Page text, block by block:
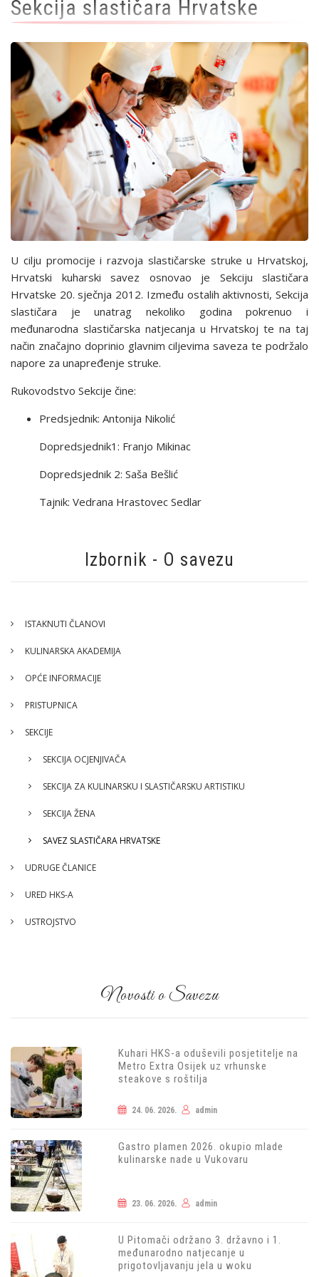
Sekcija slastičara Hrvatske
U cilju promocije i razvoja slastičarske struke u Hrvatskoj,
Hrvatski kuharski savez osnovao je Sekciju slastičara
Hrvatske 20. sječnja 2012. Između ostalih aktivnosti, Sekcija
slastičara je unatrag nekoliko godina pokrenuo i
međunarodna slastičarska natjecanja u Hrvatskoj te na taj
način značajno doprinio glavnim ciljevima saveza te podržalo
napore za unapređenje struke.
Rukovodstvo Sekcije čine:
Predsjednik: Antonija Nikolić
Dopredsjednik1: Franjo Mikinac
Dopredsjednik 2: Saša Bešlić
Tajnik: Vedrana Hrastovec Sedlar
Izbornik - O savezu
ISTAKNUTI ČLANOVI
KULINARSKA AKADEMIJA
OPĆE INFORMACIJE
PRISTUPNICA
SEKCIJE
SEKCIJA OCJENJIVAČA
SEKCIJA ZA KULINARSKU I SLASTIČARSKU ARTISTIKU
SEKCIJA ŽENA
SAVEZ SLASTIČARA HRVATSKE
UDRUGE ČLANICE
URED HKS-A
USTROJSTVO
Novosti o Savezu
Kuhari HKS-a oduševili posjetitelje na
Metro Extra Osijek uz vrhunske
steakove s roštilja
24. 06. 2026. admin
Gastro plamen 2026. okupio mlade
kulinarske nade u Vukovaru
23. 06. 2026. admin
U Pitomači održano 3. državno i 1.
međunarodno natjecanje u
prigotovljavanju jela u woku